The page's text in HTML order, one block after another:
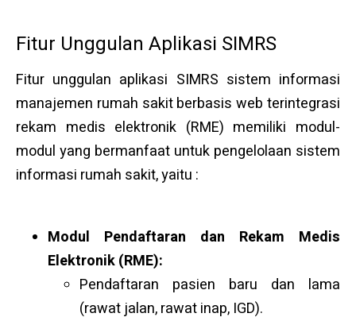
Fitur Unggulan Aplikasi SIMRS
Fitur unggulan aplikasi SIMRS sistem informasi
manajemen rumah sakit berbasis web terintegrasi
rekam medis elektronik (RME) memiliki modul-
modul yang bermanfaat untuk pengelolaan sistem
informasi rumah sakit, yaitu :
Modul Pendaftaran dan Rekam Medis
Elektronik (RME):
Pendaftaran pasien baru dan lama
(rawat jalan, rawat inap, IGD).